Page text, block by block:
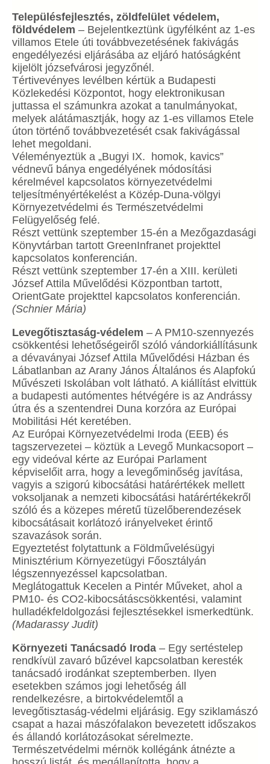
Településfejlesztés, zöldfelület védelem,
földvédelem – Bejelentkeztünk ügyfélként az 1-es
villamos Etele úti továbbvezetésének fakivágás
engedélyezési eljárásába az eljáró hatóságként
kijelölt józsefvárosi jegyzőnél.
Tértivevényes levélben kértük a Budapesti
Közlekedési Központot, hogy elektronikusan
juttassa el számunkra azokat a tanulmányokat,
melyek alátámasztják, hogy az 1-es villamos Etele
úton történő továbbvezetését csak fakivágással
lehet megoldani.
Véleményeztük a „Bugyi IX. homok, kavics”
védnevű bánya engedélyének módosítási
kérelmével kapcsolatos környezetvédelmi
teljesítményértékelést a Közép-Duna-völgyi
Környezetvédelmi és Természetvédelmi
Felügyelőség felé.
Részt vettünk szeptember 15-én a Mezőgazdasági
Könyvtárban tartott GreenInfranet projekttel
kapcsolatos konferencián.
Részt vettünk szeptember 17-én a XIII. kerületi
József Attila Művelődési Központban tartott,
OrientGate projekttel kapcsolatos konferencián.
(Schnier Mária)
Levegőtisztaság-védelem – A PM10-szennyezés
csökkentési lehetőségeiről szóló vándorkiállításunk
a dévaványai József Attila Művelődési Házban és
Lábatlanban az Arany János Általános és Alapfokú
Művészeti Iskolában volt látható. A kiállítást elvittük
a budapesti autómentes hétvégére is az Andrássy
útra és a szentendrei Duna korzóra az Európai
Mobilitási Hét keretében.
Az Európai Környezetvédelmi Iroda (EEB) és
tagszervezetei – köztük a Levegő Munkacsoport –
egy videóval kérte az Európai Parlament
képviselőit arra, hogy a levegőminőség javítása,
vagyis a szigorú kibocsátási határértékek mellett
voksoljanak a nemzeti kibocsátási határértékekről
szóló és a közepes méretű tüzelőberendezések
kibocsátásait korlátozó irányelveket érintő
szavazások során.
Egyeztetést folytattunk a Földművelésügyi
Minisztérium Környezetügyi Főosztályán
légszennyezéssel kapcsolatban.
Meglátogattuk Kecelen a Pintér Műveket, ahol a
PM10- és CO2-kibocsátáscsökkentési, valamint
hulladékfeldolgozási fejlesztésekkel ismerkedtünk.
(Madarassy Judit)
Környezeti Tanácsadó Iroda – Egy sertéstelep
rendkívül zavaró bűzével kapcsolatban keresték
tanácsadó irodánkat szeptemberben. Ilyen
esetekben számos jogi lehetőség áll
rendelkezésre, a birtokvédelemtől a
levegőtisztaság-védelmi eljárásig. Egy sziklamászó
csapat a hazai mászófalakon bevezetett időszakos
és állandó korlátozásokat sérelmezte.
Természetvédelmi mérnök kollégánk átnézte a